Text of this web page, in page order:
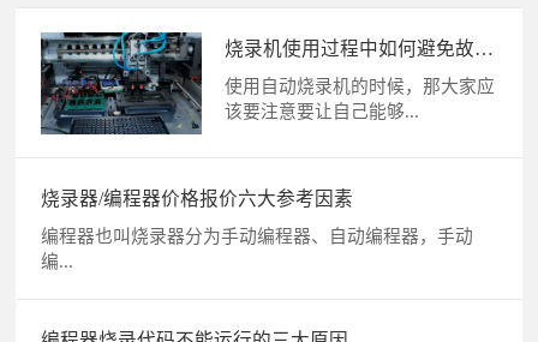
烧录机使用过程中如何避免故
使用自动烧录机的时候，那大家应
该要注意要让自己能够...
烧录器/编程器价格报价六大参考因素
编程器也叫烧录器分为手动编程器、自动编程器，手动
编...